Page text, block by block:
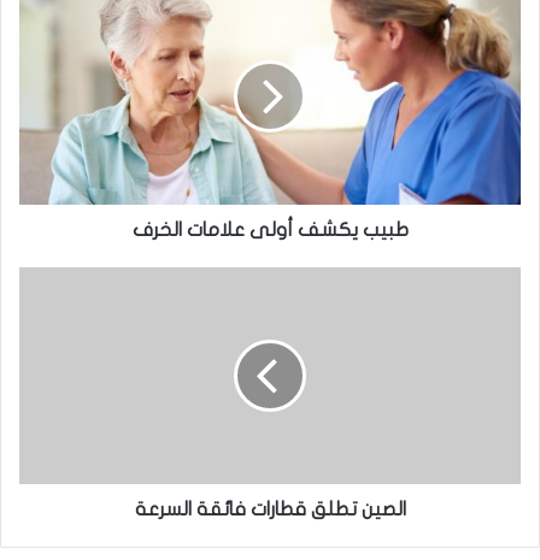
يكشف
أولى
علامات
الخرف
طبيب يكشف أولى علامات الخرف
الصين تطلق قطارات فائقة السرعة